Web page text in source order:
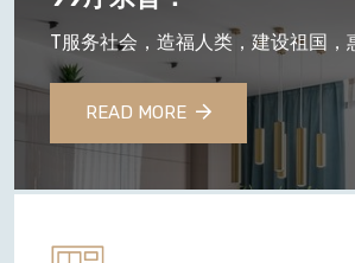
T服务社会，造福人类，建设祖国，
READ MORE